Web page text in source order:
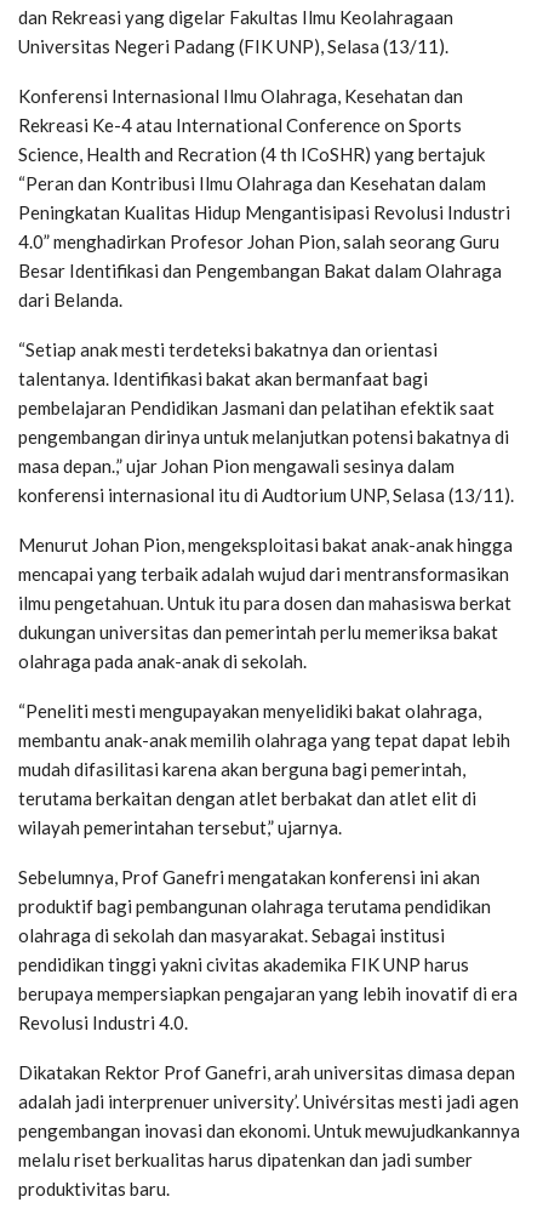
dan Rekreasi yang digelar Fakultas Ilmu Keolahragaan
Universitas Negeri Padang (FIK UNP), Selasa (13/11).
Konferensi Internasional Ilmu Olahraga, Kesehatan dan
Rekreasi Ke-4 atau International Conference on Sports
Science, Health and Recration (4 th ICoSHR) yang bertajuk
“Peran dan Kontribusi Ilmu Olahraga dan Kesehatan dalam
Peningkatan Kualitas Hidup Mengantisipasi Revolusi Industri
4.0” menghadirkan Profesor Johan Pion, salah seorang Guru
Besar Identifikasi dan Pengembangan Bakat dalam Olahraga
dari Belanda.
“Setiap anak mesti terdeteksi bakatnya dan orientasi
talentanya. Identifikasi bakat akan bermanfaat bagi
pembelajaran Pendidikan Jasmani dan pelatihan efektik saat
pengembangan dirinya untuk melanjutkan potensi bakatnya di
masa depan.,” ujar Johan Pion mengawali sesinya dalam
konferensi internasional itu di Audtorium UNP, Selasa (13/11).
Menurut Johan Pion, mengeksploitasi bakat anak-anak hingga
mencapai yang terbaik adalah wujud dari mentransformasikan
ilmu pengetahuan. Untuk itu para dosen dan mahasiswa berkat
dukungan universitas dan pemerintah perlu memeriksa bakat
olahraga pada anak-anak di sekolah.
“Peneliti mesti mengupayakan menyelidiki bakat olahraga,
membantu anak-anak memilih olahraga yang tepat dapat lebih
mudah difasilitasi karena akan berguna bagi pemerintah,
terutama berkaitan dengan atlet berbakat dan atlet elit di
wilayah pemerintahan tersebut,” ujarnya.
Sebelumnya, Prof Ganefri mengatakan konferensi ini akan
produktif bagi pembangunan olahraga terutama pendidikan
olahraga di sekolah dan masyarakat. Sebagai institusi
pendidikan tinggi yakni civitas akademika FIK UNP harus
berupaya mempersiapkan pengajaran yang lebih inovatif di era
Revolusi Industri 4.0.
Dikatakan Rektor Prof Ganefri, arah universitas dimasa depan
adalah jadi interprenuer university’. Univérsitas mesti jadi agen
pengembangan inovasi dan ekonomi. Untuk mewujudkankannya
melalu riset berkualitas harus dipatenkan dan jadi sumber
produktivitas baru.